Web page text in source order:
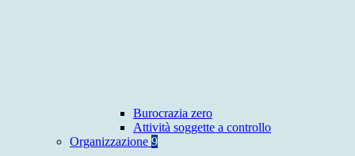
Burocrazia zero
Attività soggette a controllo
Organizzazione 9